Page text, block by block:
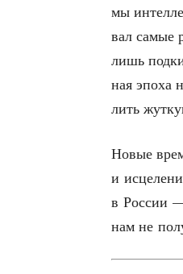
мы
вал самые
лишь
ная эпо­ха
лить
Новые
и
в Рос­сии
нам не